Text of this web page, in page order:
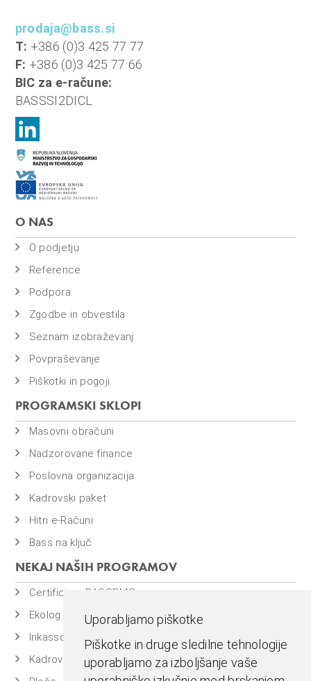
Uporabljamo piškotke
Piškotke in druge sledilne tehnologije
uporabljamo za izboljšanje vaše
prodaja@bass.si
T: +386 (0)3 425 77 77
F: +386 (0)3 425 77 66
BIC za e-račune:
BASSSI2DICL
O NAS
O podjetju
Reference
Podpora
Zgodbe in obvestila
Seznam izobraževanj
Povpraševanje
Piškotki in pogoji
PROGRAMSKI SKLOPI
Masovni obračuni
Nadzorovane finance
Poslovna organizacija
Kadrovski paket
Hitri e-Računi
Bass na ključ
NEKAJ NAŠIH PROGRAMOV
Certificiran BASSDMS
Ekolog
Inkasso
Kadrovska evidenca